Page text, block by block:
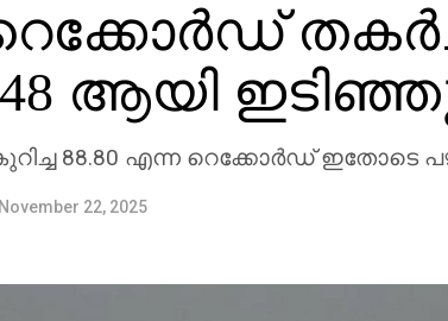
ആയി
88.80 എന്ന റെക്കോര്‍ഡ് ഇതോടെ
November 22, 2025